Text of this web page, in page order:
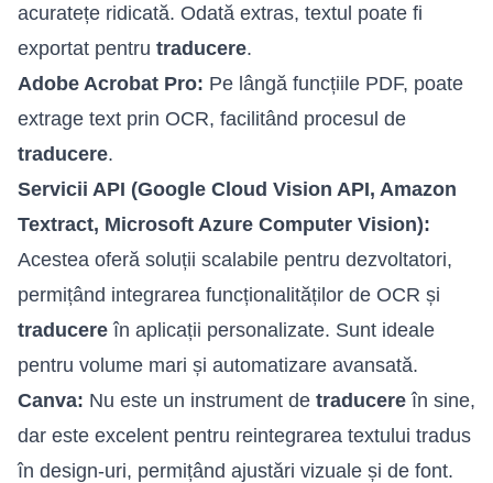
acuratețe ridicată. Odată extras, textul poate fi
exportat pentru traducere.
Adobe Acrobat Pro: Pe lângă funcțiile PDF, poate
extrage text prin OCR, facilitând procesul de
traducere.
Servicii API (Google Cloud Vision API, Amazon
Textract, Microsoft Azure Computer Vision):
Acestea oferă soluții scalabile pentru dezvoltatori,
permițând integrarea funcționalităților de OCR și
traducere în aplicații personalizate. Sunt ideale
pentru volume mari și automatizare avansată.
Canva: Nu este un instrument de traducere în sine,
dar este excelent pentru reintegrarea textului tradus
în design-uri, permițând ajustări vizuale și de font.